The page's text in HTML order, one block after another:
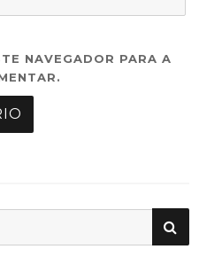
NAVEGADOR PARA A